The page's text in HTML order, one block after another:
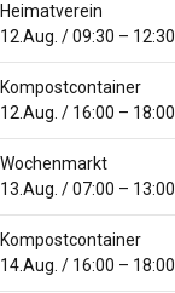
Heimatverein
12.Aug. /09:30 – 12:30
Kompostcontainer
12.Aug. / 16:00 – 18:00
Wochenmarkt
13.Aug. /07:00 – 13:00
Kompostcontainer
14.Aug. / 16:00 – 18:00